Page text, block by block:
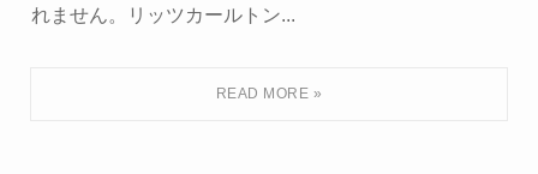
れません。リッツカールトン...